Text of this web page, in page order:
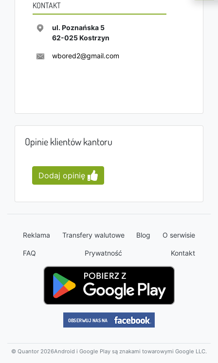
KONTAKT
ul. Poznańska 5
62-025Kostrzyn
wbored2@gmail.com
Opinie klientów kantoru
Dodaj opinię
Reklama Transfery walutowe Blog O serwisie
FAQ Prywatność Kontakt
© Quantor 2026Android i Google Play są znakami towarowymi Google LLC.